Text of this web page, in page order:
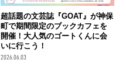
超話題の文芸誌『GOAT』が神保
町で期間限定のブックカフェを
開催！大人気のゴートくんに会
いに行こう！
2026.06.03